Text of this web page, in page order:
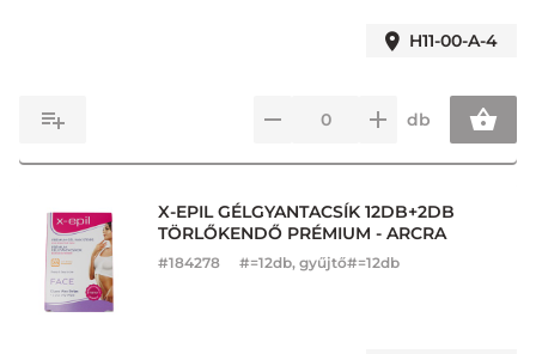
H11-00-A-4
db
X-EPIL GÉLGYANTACSÍK 12DB+2DB
TÖRLŐKENDŐ PRÉMIUM - ARCRA
#184278 #=12db, gyűjtő#=12db